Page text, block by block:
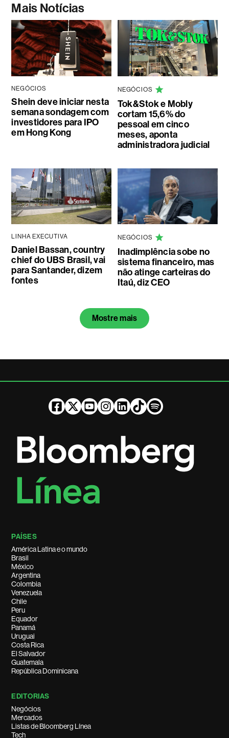
Mais Notícias
NEGÓCIOS
Shein deve iniciar nesta
semana sondagem com
investidores para IPO
em Hong Kong
NEGÓCIOS
Tok&Stok e Mobly
cortam 15,6% do
pessoal em cinco
meses, aponta
administradora judicial
LINHA EXECUTIVA
Daniel Bassan, country
chief do UBS Brasil, vai
para Santander, dizem
fontes
NEGÓCIOS
Inadimplência sobe no
sistema financeiro, mas
não atinge carteiras do
Itaú, diz CEO
Mostre mais
PAÍSES
América Latina e o mundo
Brasil
México
Argentina
Colombia
Venezuela
Chile
Peru
Equador
Panamá
Uruguai
Costa Rica
El Salvador
Guatemala
República Dominicana
EDITORIAS
Negócios
Mercados
Listas de Bloomberg Línea
Tech